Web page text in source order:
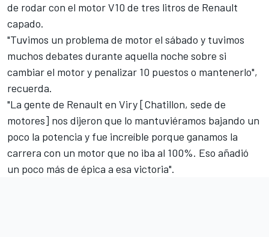
de rodar con el motor V10 de tres litros de Renault
capado.
"Tuvimos un problema de motor el sábado y tuvimos
muchos debates durante aquella noche sobre si
cambiar el motor y penalizar 10 puestos o mantenerlo",
recuerda.
"La gente de Renault en Viry [Chatillon, sede de
motores] nos dijeron que lo mantuviéramos bajando un
poco la potencia y fue increíble porque ganamos la
carrera con un motor que no iba al 100%. Eso añadió
un poco más de épica a esa victoria".